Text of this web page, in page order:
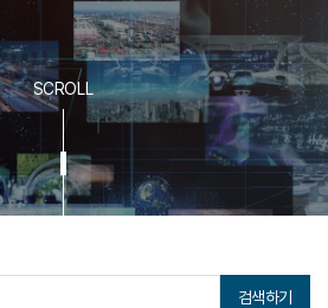
SCROLL
검색하기